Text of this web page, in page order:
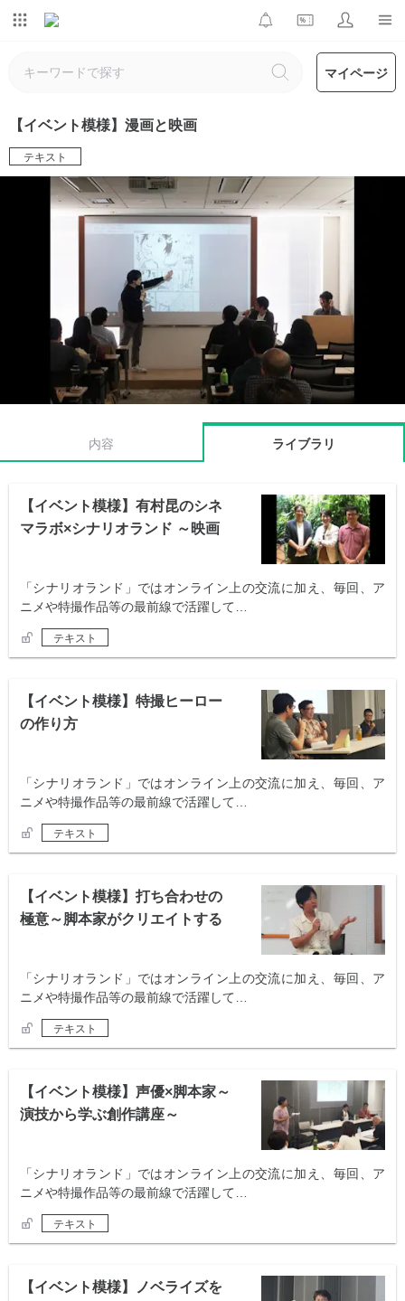
マイページ
【イベント模様】漫画と映画
テキスト
内容 ライブラリ
【イベント模様】有村昆のシネ
マラボ×シナリオランド ～映画
「シナリオランド」ではオンライン上の交流に加え、毎回、ア
ニメや特撮作品等の最前線で活躍して…
テキスト
【イベント模様】特撮ヒーロー
の作り方
「シナリオランド」ではオンライン上の交流に加え、毎回、ア
ニメや特撮作品等の最前線で活躍して…
テキスト
【イベント模様】打ち合わせの
極意～脚本家がクリエイトする
「シナリオランド」ではオンライン上の交流に加え、毎回、ア
ニメや特撮作品等の最前線で活躍して…
テキスト
【イベント模様】声優×脚本家～
演技から学ぶ創作講座～
「シナリオランド」ではオンライン上の交流に加え、毎回、ア
ニメや特撮作品等の最前線で活躍して…
テキスト
【イベント模様】ノベライズを